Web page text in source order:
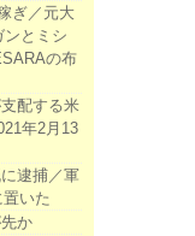
ぎ／元大
とミシ
の布
配する米
年2月13
逮捕／軍
いた
か